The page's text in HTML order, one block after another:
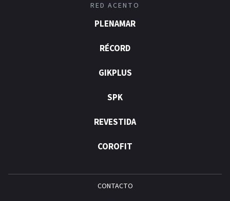
RED ACENTO
PLENAMAR
RÉCORD
GIKPLUS
SPK
REVESTIDA
COROFIT
CONTACTO